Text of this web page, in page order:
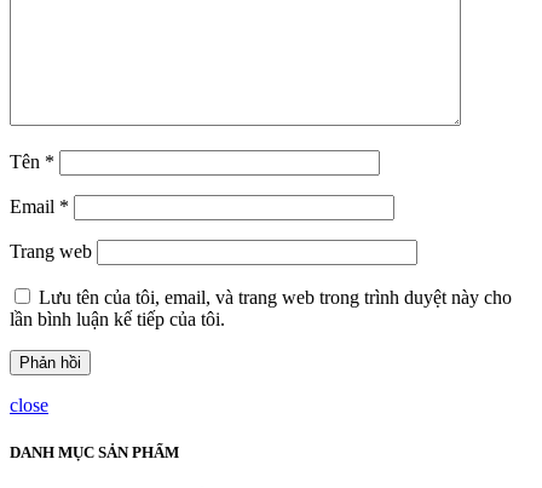
Tên *
Email *
Trang web
Lưu tên của tôi, email, và trang web trong trình duyệt này cho
lần bình luận kế tiếp của tôi.
close
DANH MỤC SẢN PHẨM